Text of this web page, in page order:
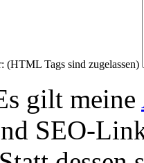
(HTML Tags sind zugelassen)
gilt meine
SEO-